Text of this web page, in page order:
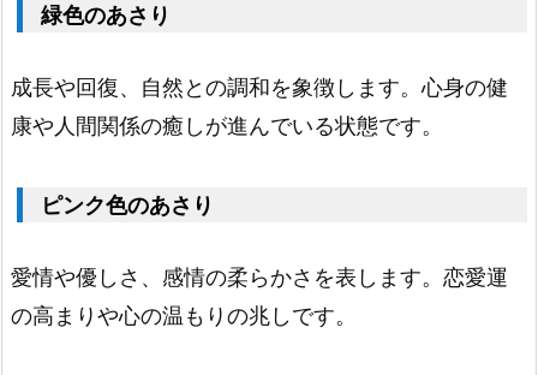
赤
の
あ
り
8.
青
緑色のあさり
成長や回復、自然との調和を象徴します。心身の健
康や人間関係の癒しが進んでいる状態です。
ピンク色のあさり
愛情や優しさ、感情の柔らかさを表します。恋愛運
の高まりや心の温もりの兆しです。